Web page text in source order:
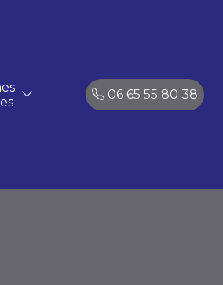
06 65 55 80 38